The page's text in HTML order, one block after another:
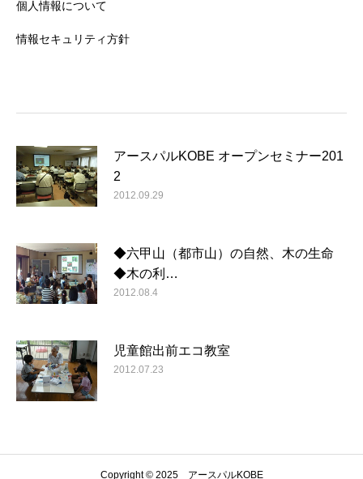
個人情報について
情報セキュリティ方針
アースパルKOBE オープンセミナー201
2
2012.09.29
◆六甲山（都市山）の自然、木の生命
◆木の利…
2012.08.4
児童館出前エコ教室
2012.07.23
Copyright © 2025 アースパルKOBE